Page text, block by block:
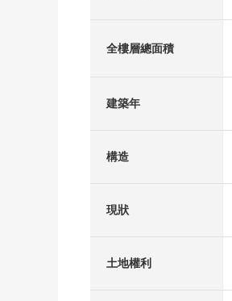
全樓層總面積
建築年
構造
現狀
土地權利